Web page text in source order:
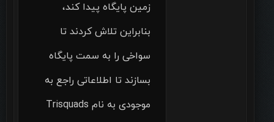
زمین پایگاه پیدا کند،
بنابراین تلاش کردند تا
سواخی را به سمت پایگاه
بسازند تا اطلاعاتی راجع به
موجودی به نام Trisquads